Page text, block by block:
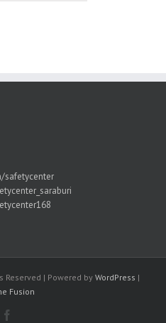
safetycenter
Reserved | Powered by WordPress |
Fusion